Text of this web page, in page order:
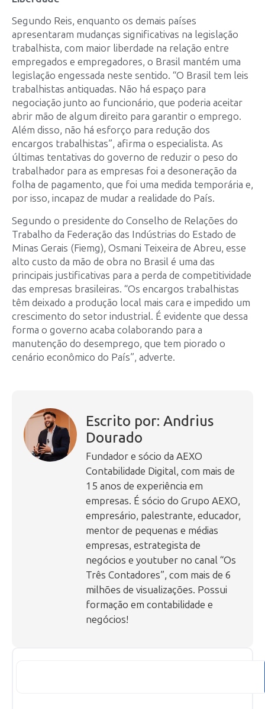
Segundo Reis, enquanto os demais países
apresentaram mudanças significativas na legislação
trabalhista, com maior liberdade na relação entre
empregados e empregadores, o Brasil mantém uma
legislação engessada neste sentido. “O Brasil tem leis
trabalhistas antiquadas. Não há espaço para
negociação junto ao funcionário, que poderia aceitar
abrir mão de algum direito para garantir o emprego.
Além disso, não há esforço para redução dos
encargos trabalhistas”, afirma o especialista. As
últimas tentativas do governo de reduzir o peso do
trabalhador para as empresas foi a desoneração da
folha de pagamento, que foi uma medida temporária e,
por isso, incapaz de mudar a realidade do País.
Segundo o presidente do Conselho de Relações do
Trabalho da Federação das Indústrias do Estado de
Minas Gerais (Fiemg), Osmani Teixeira de Abreu, esse
alto custo da mão de obra no Brasil é uma das
principais justificativas para a perda de competitividade
das empresas brasileiras. “Os encargos trabalhistas
têm deixado a produção local mais cara e impedido um
crescimento do setor industrial. É evidente que dessa
forma o governo acaba colaborando para a
manutenção do desemprego, que tem piorado o
cenário econômico do País”, adverte.
Escrito por: Andrius
Dourado
Fundador e sócio da AEXO
Contabilidade Digital, com mais de
15 anos de experiência em
empresas. É sócio do Grupo AEXO,
empresário, palestrante, educador,
mentor de pequenas e médias
empresas, estrategista de
negócios e youtuber no canal “Os
Três Contadores”, com mais de 6
milhões de visualizações. Possui
formação em contabilidade e
negócios!